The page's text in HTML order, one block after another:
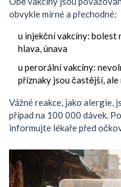
obvykle mírné a přechodné:
u injekční vakcíny: bolest
hlava, únava
u perorální vakcíny:
příznaky jsou častější, ale
Vážné reakce, jako alergie,
případ na 100 000 dávek.
informujte lékaře před